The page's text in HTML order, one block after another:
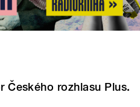
Českého rozhlasu Plus.